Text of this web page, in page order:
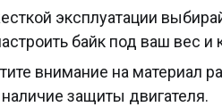
эксплуатации
байк под ваш вес и
внимание на материал
защиты двигателя.